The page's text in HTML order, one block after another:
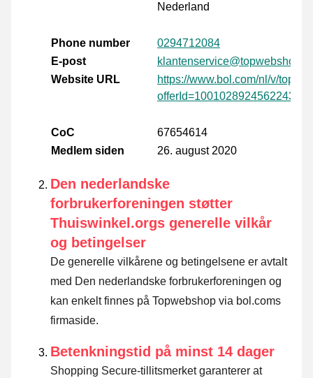
Nederland
Phone number
0294712084
E-post
klantenservice@topwebshop.nl
Website URL
https://www.bol.com/nl/v/
offerId=1001028924562243
CoC
67654614
Medlem siden
26. august 2020
Den nederlandske
forbrukerforeningen støtter
Thuiswinkel.orgs generelle vilkår
og betingelser
De generelle vilkårene og betingelsene er avtalt
med Den nederlandske forbrukerforeningen og
kan enkelt finnes på Topwebshop via bol.coms
firmaside.
Betenkningstid på minst 14 dager
Shopping Secure-tillitsmerket garanterer at